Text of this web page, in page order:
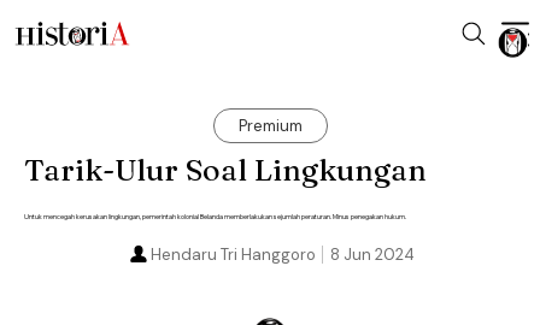
Premium
Tarik-Ulur Soal Lingkungan
Untuk mencegah kerusakan lingkungan, pemerintah kolonial Belanda memberlakukan sejumlah peraturan. Minus penegakan hukum.
8 Jun 2024
Hendaru Tri Hanggoro